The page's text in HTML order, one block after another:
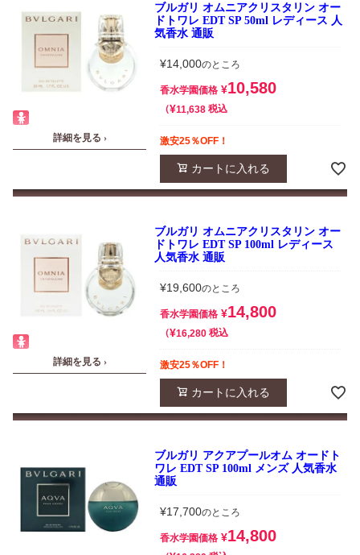
詳細を見る ›
ブルガリ オムニアクリスタリン オー
ドトワレ EDT SP 50ml レディース 人
気香水 通販
¥14,000のところ
香水学園価格 ¥10,580
¥11,638 税込
激安25％OFF！
カートに入れる
詳細を見る ›
ブルガリ オムニアクリスタリン オー
ドトワレ EDT SP 100ml レディース
人気香水 通販
¥19,600のところ
香水学園価格 ¥14,800
¥16,280 税込
激安25％OFF！
カートに入れる
ブルガリ アクアプールオム オードト
ワレ EDT SP 100ml メンズ 人気香水
通販
¥17,700のところ
香水学園価格 ¥14,800